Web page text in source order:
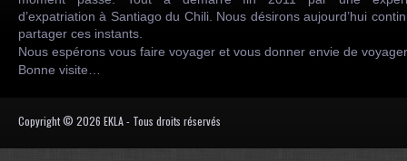
d’expatriation à Santiago du Chili. Nous désirons aujourd’hui
partager ces instants.
Nous espérons vous faire voyager et vous donner envie de
Bonne visite…
Copyright © 2026 EKLA - Tous droits réservés